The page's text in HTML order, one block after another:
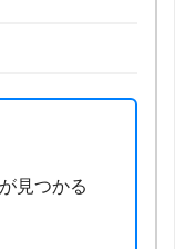
見つかる